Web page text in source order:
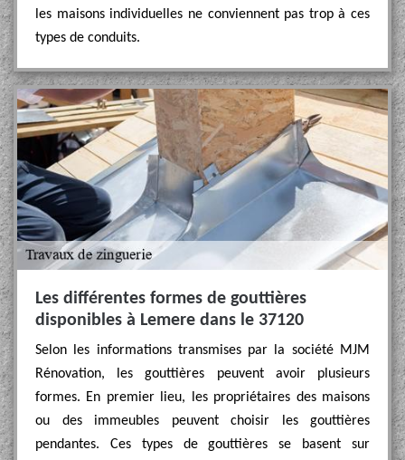
les maisons individuelles ne conviennent pas trop à ces
types de conduits.
Les différentes formes de gouttières
disponibles à Lemere dans le 37120
Selon les informations transmises par la société MJM
Rénovation, les gouttières peuvent avoir plusieurs
formes. En premier lieu, les propriétaires des maisons
ou des immeubles peuvent choisir les gouttières
pendantes. Ces types de gouttières se basent sur